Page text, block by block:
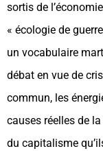
sortis de
« écologie de
un vocabulaire
débat en vue de
commun, les
causes réelles de
du capitalisme